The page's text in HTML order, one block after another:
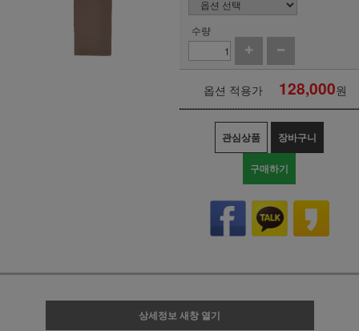
수량
옵션 적용가 128,000원
관심상품 장바구니
구매하기
상세정보 새창 열기